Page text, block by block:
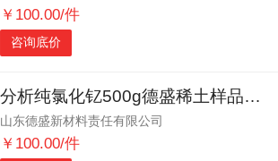
￥100.00/件
咨询底价
分析纯氯化钇500g德盛稀土样品 双层防潮包装更安心
山东德盛新材料责任有限公司
￥100.00/件